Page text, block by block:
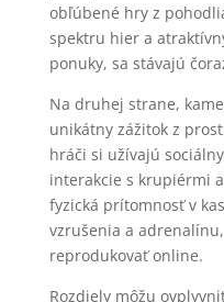
obľúbené hry z
spektru hier a
ponuky, sa stávajú
Na druhej strane,
unikátny zážitok z
hráči si užívajú
interakcie s krupiérmi
fyzická prítomnosť v
vzrušenia a
reprodukovať online.
Rozdiely môžu